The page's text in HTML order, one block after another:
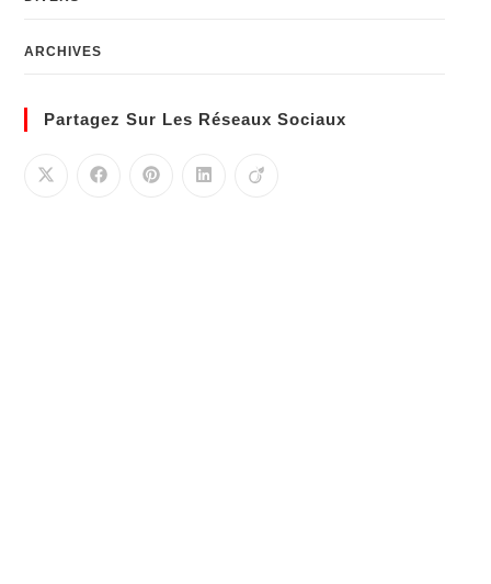
ARCHIVES
Partagez Sur Les Réseaux Sociaux